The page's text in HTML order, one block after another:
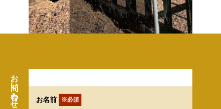
お問い合わせ お名前 ※必須